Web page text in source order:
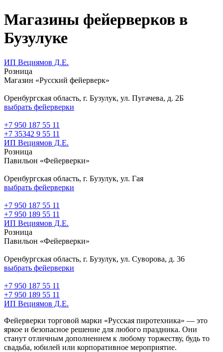
Магазины фейерверков в
Бузулуке
ИП Вециямов Д.Е.
Розница
Магазин «Русский фейерверк»
Оренбургская область, г. Бузулук, ул. Пугачева, д. 2Б
выбрать фейерверки
+7 950 187 55 11
+7 35342 9 55 11
ИП Вециямов Д.Е.
Розница
Павильон «Фейерверки»
Оренбургская область, г. Бузулук, ул. Гая
выбрать фейерверки
+7 950 187 55 11
+7 950 189 55 11
ИП Вециямов Д.Е.
Розница
Павильон «Фейерверки»
Оренбургская область, г. Бузулук, ул. Суворова, д. 36
выбрать фейерверки
+7 950 187 55 11
+7 950 189 55 11
ИП Вециямов Д.Е.
Фейерверки торговой марки «Русская пиротехника» — это
яркое и безопасное решение для любого праздника. Они
станут отличным дополнением к любому торжеству, будь то
свадьба, юбилей или корпоративное мероприятие.